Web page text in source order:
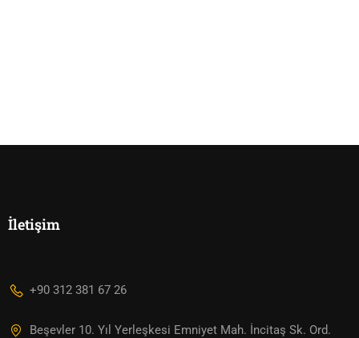
İletişim
+90 312 381 67 26
Beşevler 10. Yıl Yerleşkesi Emniyet Mah. İncitaş Sk. Ord.